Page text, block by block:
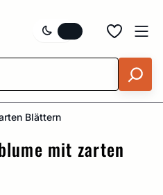
Blättern
mit zarten